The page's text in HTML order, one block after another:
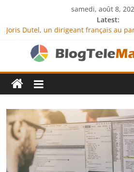
samedi, août 8,
Latest:
Joris Dutel, un dirigeant français au
Agria Assurance Animaux : comment
démarque-t-elle de la concurrence ?
JCA Academy : l’excellence au service
financière
Denis Bouclon : la diplomatie
Next Terra International : des
du commerce international